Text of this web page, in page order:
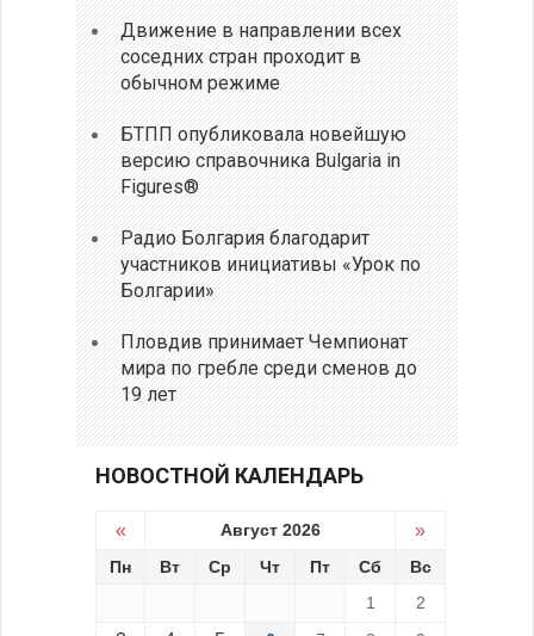
Движение в направлении всех
соседних стран проходит в
обычном режиме
БТПП опубликовала новейшую
версию справочника Bulgaria in
Figures®
Радио Болгария благодарит
участников инициативы «Урок по
Болгарии»
Пловдив принимает Чемпионат
мира по гребле среди сменов до
19 лет
НОВОСТНОЙ КАЛЕНДАРЬ
« Август 2026 »
Пн Вт Ср Чт Пт Сб
Вс
1
2